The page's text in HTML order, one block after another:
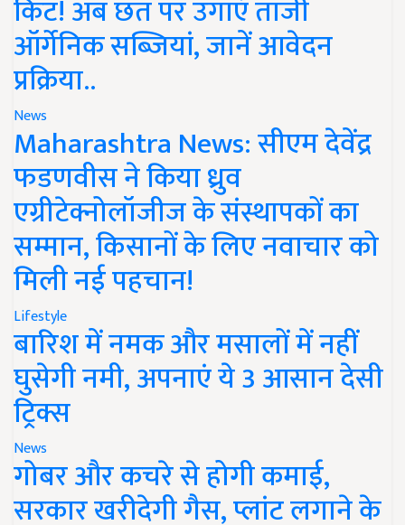
किट! अब छत पर उगाएं ताजी
ऑर्गेनिक सब्जियां, जानें आवेदन
प्रक्रिया..
News
Maharashtra News: सीएम देवेंद्र
फडणवीस ने किया ध्रुव
एग्रीटेक्नोलॉजीज के संस्थापकों का
सम्मान, किसानों के लिए नवाचार को
मिली नई पहचान!
Lifestyle
बारिश में नमक और मसालों में नहीं
घुसेगी नमी, अपनाएं ये 3 आसान देसी
ट्रिक्स
News
गोबर और कचरे से होगी कमाई,
सरकार खरीदेगी गैस, प्लांट लगाने के